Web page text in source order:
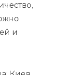
и